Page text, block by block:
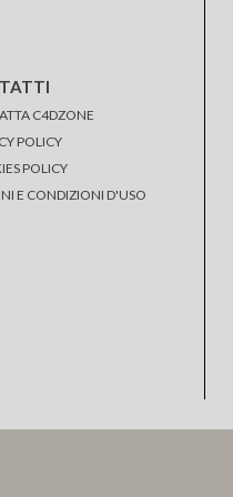
C4DZONE
POLICY
POLICY
E CONDIZIONI D'USO